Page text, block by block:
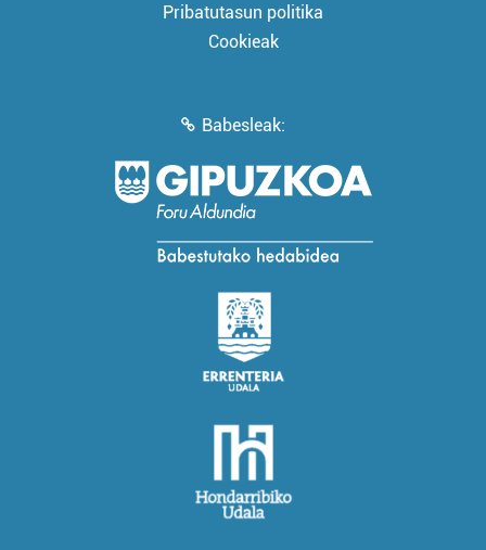
Pribatutasun politika
Cookieak
Babesleak: